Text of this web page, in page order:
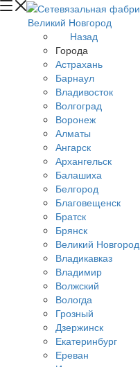
Великий Новгород
Назад
Города
Астрахань
Барнаул
Владивосток
Волгоград
Воронеж
Алматы
Ангарск
Архангельск
Балашиха
Белгород
Благовещенск
Братск
Брянск
Великий Новгород
Владикавказ
Владимир
Волжский
Вологда
Грозный
Дзержинск
Екатеринбург
Ереван